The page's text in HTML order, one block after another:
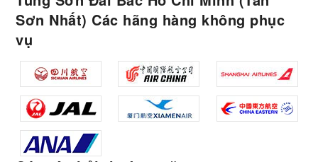
Sơn Nhất) Các hãng hàng không phục
vụ